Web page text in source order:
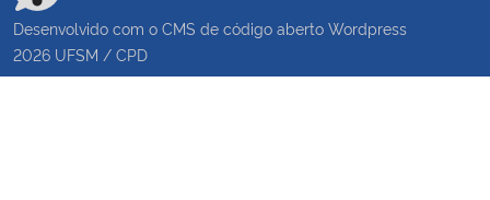
Desenvolvido com o CMS de código aberto Wordpress
2026 UFSM / CPD